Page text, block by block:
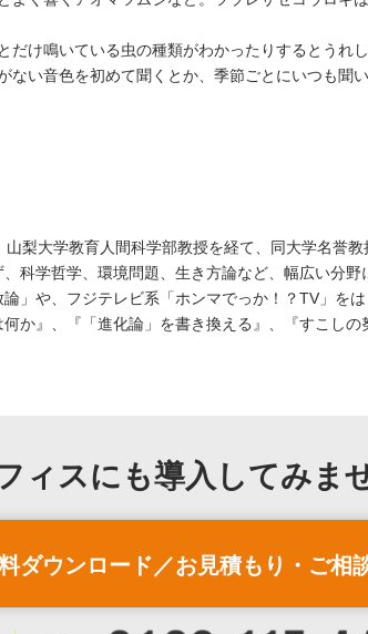
け鳴いている虫の種類がわかったりするとうれ
い音色を初めて聞くとか、季節ごとにいつも聞
梨大学教育人間科学部教授を経て、同大学名誉
科学哲学、環境問題、生き方論など、幅広い分
」や、フジテレビ系「ホンマでっか！？TV」を
か』、『「進化論」を書き換える』、『すこしの
ィスにも導入してみま
ダウンロード／お見積もり・ご相